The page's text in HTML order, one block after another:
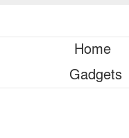
Home
Gadgets